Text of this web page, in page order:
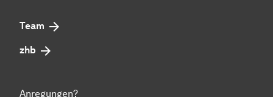
Team
zhb
Anregungen?